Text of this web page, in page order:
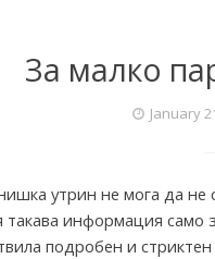
За малко
January
утрин не мога да
такава информация само
подробен и